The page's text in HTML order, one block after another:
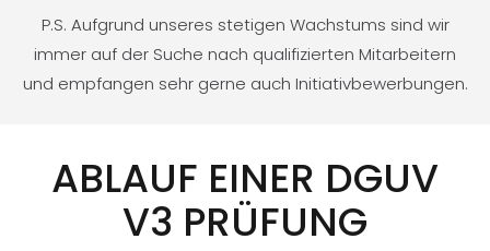
P.S. Aufgrund unseres stetigen Wachstums sind wir
immer auf der Suche nach qualifizierten Mitarbeitern
und empfangen sehr gerne auch Initiativbewerbungen.
ABLAUF EINER DGUV
V3 PRÜFUNG